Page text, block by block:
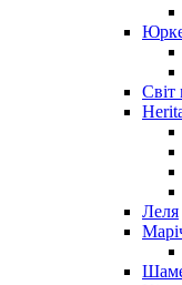
Світ
Леля